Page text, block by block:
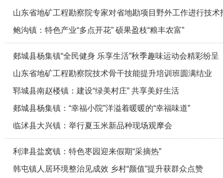
山东省地矿工程勘察院专家对省地勘项目野外工作进行技术
鲍沟镇：特色产业“多点开花” 硕果盈枝“粮丰农富”
郯城县杨集镇“全民健身 乐享生活”秋季趣味运动会精彩纷呈
山东省地矿工程勘察院技术骨干技能提升培训班圆满结业
郓城县南赵楼镇：建设“绿美村庄” 共享美好生活
郯城县杨集镇：“幸福小院”洋溢着暖暖的“幸福味道”
临沭县大兴镇：举行夏玉米新品种现场观摩会
利津县盐窝镇：特色枣园迎来假期“采摘热”
韩屯镇人居环境整治见成效 乡村“颜值”提升获群众点赞